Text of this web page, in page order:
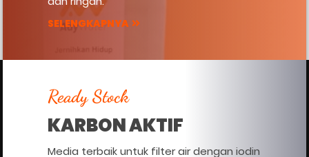
SELENGKAPNYA
Ready Stock
KARBON AKTIF
Media terbaik untuk filter air dengan iodin